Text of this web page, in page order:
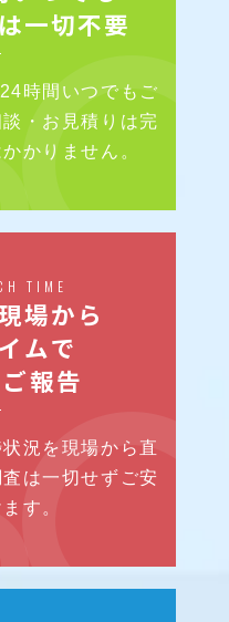
一切不要
時間いつでもご
・お見積りは完
かりません。
TIME
場から
ムで
報告
況を現場から直
は一切せずご安
す。